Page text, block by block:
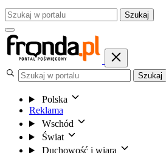
Szukaj
Szukaj
Polska
Reklama
Wschód
Świat
Duchowość i wiara